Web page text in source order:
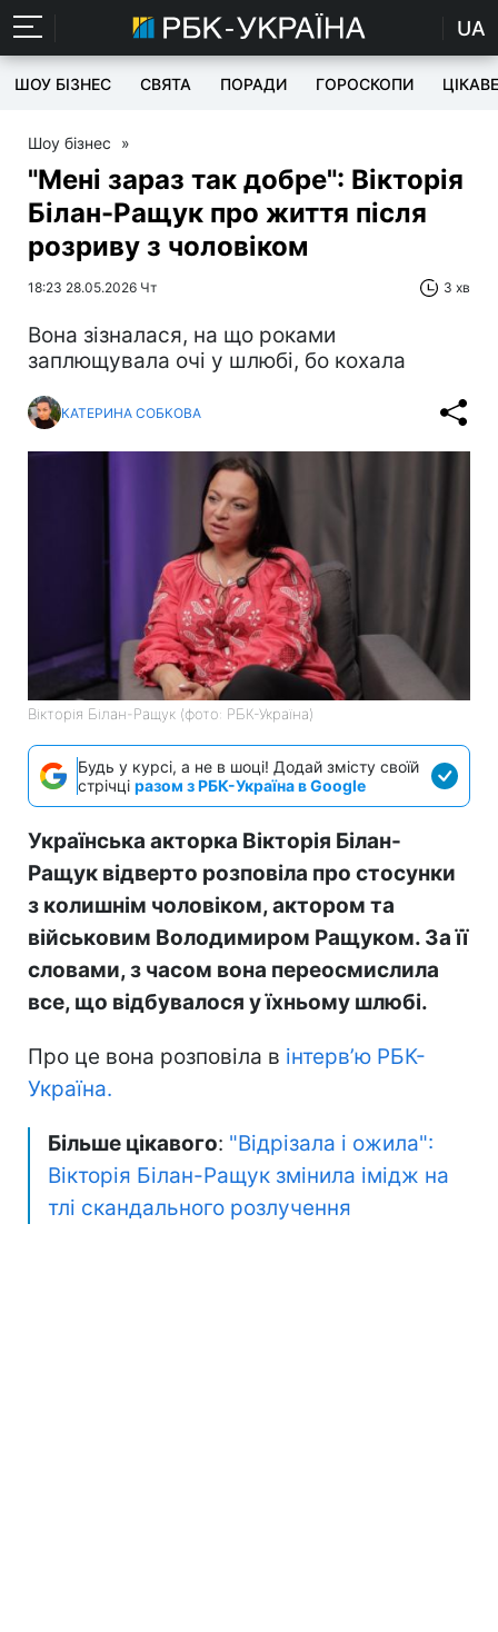
UA
ШОУ БІЗНЕС СВЯТА ПОРАДИ ГОРОСКОПИ ЦІКАВЕ
Шоу бізнес »
"Мені зараз так добре": Вікторія
Білан-Ращук про життя після
розриву з чоловіком
18:23 28.05.2026 Чт 3 хв
Вона зізналася, на що роками
заплющувала очі у шлюбі, бо кохала
КАТЕРИНА СОБКОВА
Вікторія Білан-Ращук (фото: РБК-Україна)
Будь у курсі, а не в шоці! Додай змісту своїй
стрічці разом з РБК-Україна в Google
Українська акторка Вікторія Білан-
Ращук відверто розповіла про стосунки
з колишнім чоловіком, актором та
військовим Володимиром Ращуком. За її
словами, з часом вона переосмислила
все, що відбувалося у їхньому шлюбі.
Про це вона розповіла в інтерв’ю РБК-
Україна.
Більше цікавого: "Відрізала і ожила":
Вікторія Білан-Ращук змінила імідж на
тлі скандального розлучення